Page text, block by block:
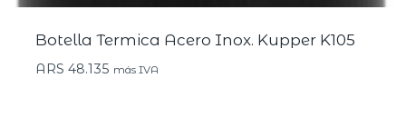
Botella Termica Acero Inox. Kupper K105
ARS 48.135 más IVA